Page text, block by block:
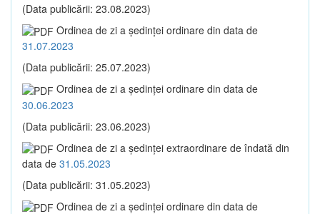
(Data publicării: 23.08.2023)
Ordinea de zi a şedinţei ordinare din data de
31.07.2023
(Data publicării: 25.07.2023)
Ordinea de zi a şedinţei ordinare din data de
30.06.2023
(Data publicării: 23.06.2023)
Ordinea de zi a şedinţei extraordinare de îndată din
data de 31.05.2023
(Data publicării: 31.05.2023)
Ordinea de zi a şedinţei ordinare din data de